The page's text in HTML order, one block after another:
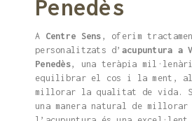
Penedès
A Centre Sens , oferim
personalitzats d’ acupuntura a
Penedès, una teràpia
equilibrar el cos i la ment,
millorar la qualitat de vida.
una manera natural de